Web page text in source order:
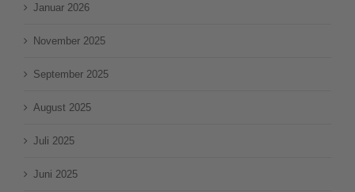
Januar 2026
November 2025
September 2025
August 2025
Juli 2025
Juni 2025